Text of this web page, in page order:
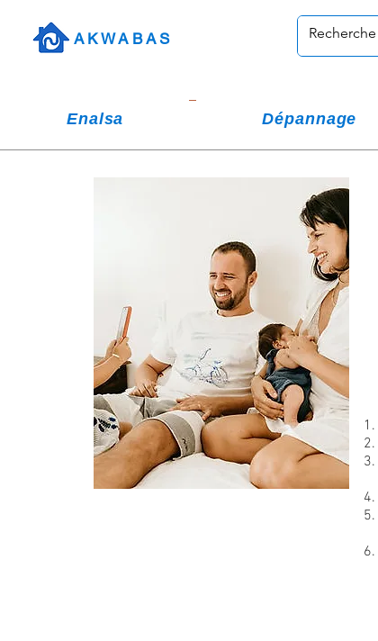
AKWABAS
Enalsa Dépannage